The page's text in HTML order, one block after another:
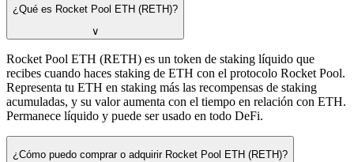
¿Qué es Rocket Pool ETH (RETH)?
∨
Rocket Pool ETH (RETH) es un token de staking líquido que
recibes cuando haces staking de ETH con el protocolo Rocket Pool.
Representa tu ETH en staking más las recompensas de staking
acumuladas, y su valor aumenta con el tiempo en relación con ETH.
Permanece líquido y puede ser usado en todo DeFi.
¿Cómo puedo comprar o adquirir Rocket Pool ETH (RETH)?